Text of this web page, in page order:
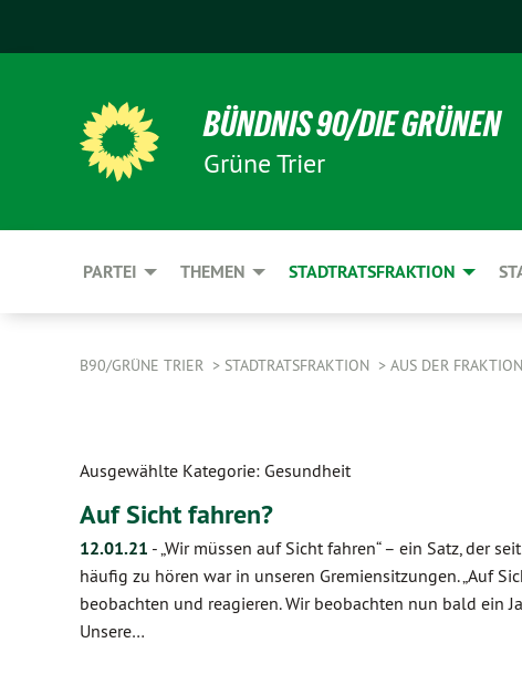
BÜNDNIS 90/DIE GRÜNEN
Grüne Trier
PARTEI THEMEN STADTRATSFRAKTION
B90/GRÜNE TRIER STADTRATSFRAKTION AUS DER FRAKTION
Ausgewählte Kategorie: Gesundheit
Auf Sicht fahren?
12.01.21 -„Wir müssen auf Sicht fahren“ – ein Satz, der
häufig zu hören war in unseren Gremiensitzungen. „Auf
beobachten und reagieren. Wir beobachten nun bald ein
Unsere…